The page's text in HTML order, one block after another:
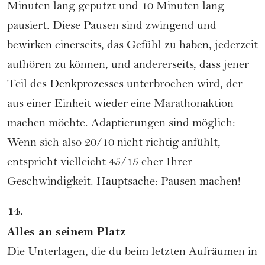
Minuten lang geputzt und 10 Minuten lang
pausiert. Diese Pausen sind zwingend und
bewirken einerseits, das Gefühl zu haben, jederzeit
aufhören zu können, und andererseits, dass jener
Teil des Denkprozesses unterbrochen wird, der
aus einer Einheit wieder eine Marathonaktion
machen möchte. Adaptierungen sind möglich:
Wenn sich also 20/10 nicht richtig anfühlt,
entspricht vielleicht 45/15 eher Ihrer
Geschwindigkeit. Hauptsache: Pausen machen!
14.
Alles an seinem Platz
Die Unterlagen, die du beim letzten Aufräumen in